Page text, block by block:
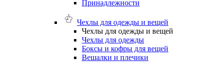
Принадлежности
Чехлы для одежды и вещей
Чехлы для одежды и вещей
Чехлы для одежды
Боксы и кофры для вещей
Вешалки и плечики